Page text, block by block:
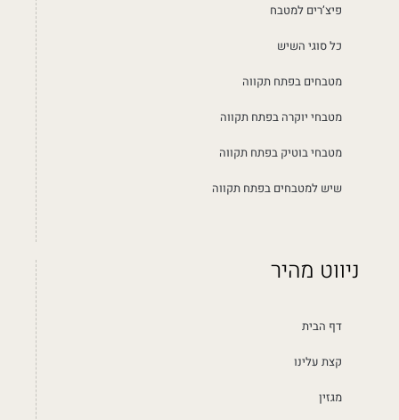
פיצ’רים למטבח
כל סוגי השיש
מטבחים בפתח תקווה
מטבחי יוקרה בפתח תקווה
מטבחי בוטיק בפתח תקווה
שיש למטבחים בפתח תקווה
ניווט מהיר
דף הבית
קצת עלינו
מגזין